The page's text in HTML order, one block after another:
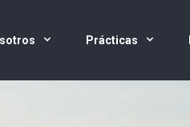
Prácticas